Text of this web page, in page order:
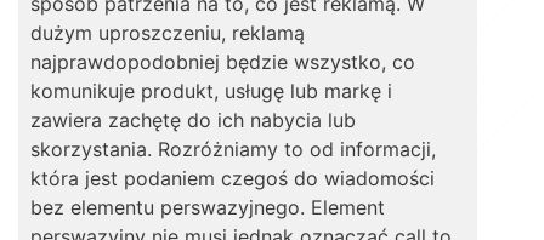
dużym uproszczeniu, reklamą
najprawdopodobniej będzie wszystko, co
komunikuje produkt, usługę lub markę i
zawiera zachętę do ich nabycia lub
skorzystania. Rozróżniamy to od informacji,
która jest podaniem czegoś do wiadomości
bez elementu perswazyjnego. Element